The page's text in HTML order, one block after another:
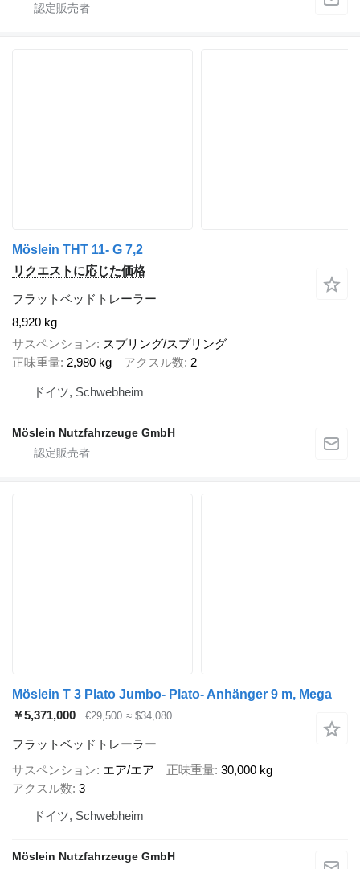
Möslein THT 11- G 7,2
リクエストに応じた価格
フラットベッドトレーラー
8,920 kg
サスペンション
スプリング/スプリング
正味重量 2,980 kg アクスル数 2
ドイツ, Schwebheim
Möslein Nutzfahrzeuge GmbH
Möslein T 3 Plato Jumbo- Plato- Anhänger 9 m, Mega
￥5,371,000
€29,500 ≈ $34,080
フラットベッドトレーラー
サスペンション エア/エア 正味重量 30,000 kg
アクスル数 3
ドイツ, Schwebheim
Möslein Nutzfahrzeuge GmbH